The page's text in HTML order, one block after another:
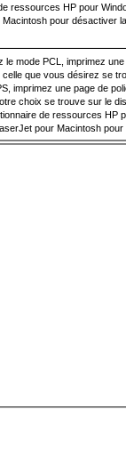
ressources HP pour
pour désactiver
le mode PCL, imprimez
celle que vous désirez se
imprimez une page de
choix se trouve sur le
de ressources HP
pour Macintosh